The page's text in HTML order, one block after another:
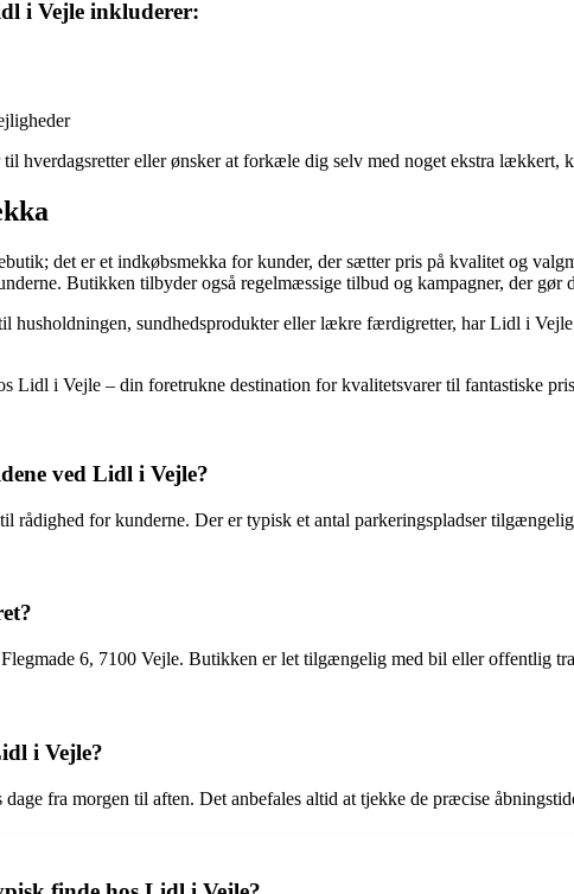
i Vejle inkluderer:
til hverdagsretter eller ønsker at forkæle dig selv med noget ekstra lækkert,
det er et indkøbsmekka for kunder, der sætter pris på kvalitet og
Butikken tilbyder også regelmæssige tilbud og kampagner, der gør
husholdningen, sundhedsprodukter eller lækre færdigretter, har Lidl i
Lidl i Vejle – din foretrukne destination for kvalitetsvarer til fantastiske
ved Lidl i Vejle?
rådighed for kunderne. Der er typisk et antal parkeringspladser
6, 7100 Vejle. Butikken er let tilgængelig med bil eller offentlig
i Vejle?
fra morgen til aften. Det anbefales altid at tjekke de præcise